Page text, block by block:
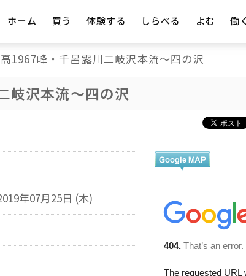
ホーム 買う 体験する しらべる よむ 働
1967峰・千呂露川二岐沢本流～四の沢
岐沢本流～四の沢
年07月25日 (木)